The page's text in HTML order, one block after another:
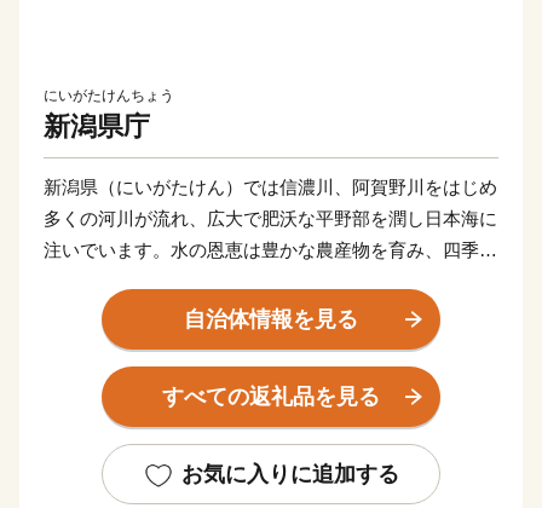
にいがたけんちょう
新潟県庁
新潟県（にいがたけん）では信濃川、阿賀野川をはじめ
多くの河川が流れ、広大で肥沃な平野部を潤し日本海に
注いでいます。水の恩恵は豊かな農産物を育み、四季
います。
また635kmの海岸線は多様な漁場に恵まれており、ブ
リ、イカ、ズワイガニなど様々な魚種が水揚げされ、佐
自治体情報を見る
すべての返礼品を見る
お気に入りに追加する